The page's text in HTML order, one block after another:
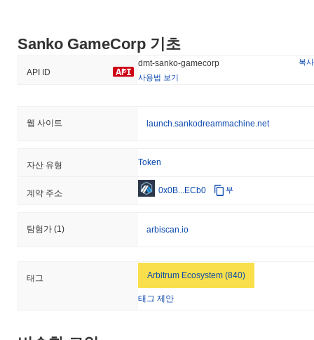
Sanko GameCorp 기초
API ID
dmt-sanko-gamecorp
복사
사용법 보기
웹 사이트 launch.sankodreammachine.net
자산 유형 Token
계약 주소 0x0B...ECb0 부
탐험가 (1) arbiscan.io
태그 Arbitrum Ecosystem (840)
태그 제안